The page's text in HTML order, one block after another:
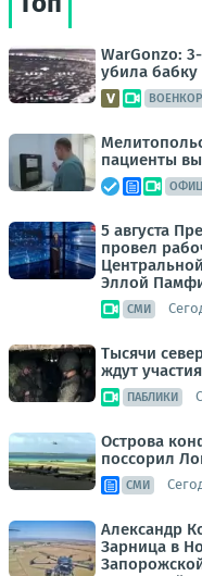
WarGonzo:
убила
пациенты
5 августа
провел
Эллой
СМИ
Тысячи
ждут
ПАБЛИКИ
Острова
поссорил
СМИ
Александр
Зарница в